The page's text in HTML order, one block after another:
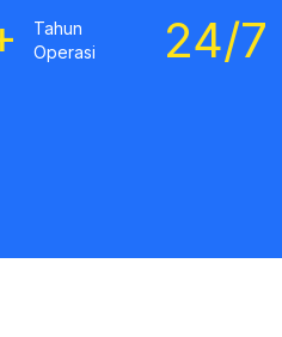
Tahun
Operasi
24/7